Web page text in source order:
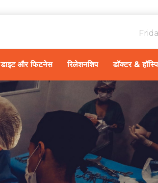
डाइट और फिटनेस रिलेशनशिप डॉक्टर &